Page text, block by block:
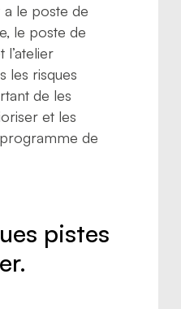
a le poste de
le poste de
l’atelier
les risques
de les
et les
de
pistes